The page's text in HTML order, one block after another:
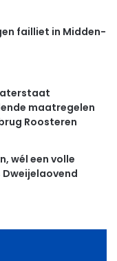
failliet in Midden-
maatregelen
Roosteren
wél een volle